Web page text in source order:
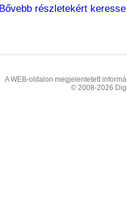
Bővebb részletekért
A WEB-oldalon megjelentetett
© 2008-2026